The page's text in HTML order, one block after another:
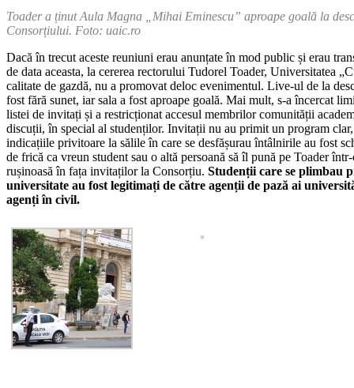
Toader a ținut Aula Magna „Mihai Eminescu” aproape goală la
Consorțiului. Foto: uaic.ro
Dacă în trecut aceste reuniuni erau anunțate în mod public și erau
de data aceasta, la cererea rectorului Tudorel Toader, Universitatea
calitate de gazdă, nu a promovat deloc evenimentul. Live-ul de la
fost fără sunet, iar sala a fost aproape goală. Mai mult, s-a încercat
listei de invitați și a restricționat accesul membrilor comunității
discuții, în special al studenților. Invitații nu au primit un program
indicațiile privitoare la sălile în care se desfășurau întâlnirile au fost
de frică ca vreun student sau o altă persoană să îl pună pe Toader
rușinoasă în fața invitaților la Consorțiu. Studenții care se plimbau
universitate au fost legitimați de către agenții de pază ai
agenți în civil.